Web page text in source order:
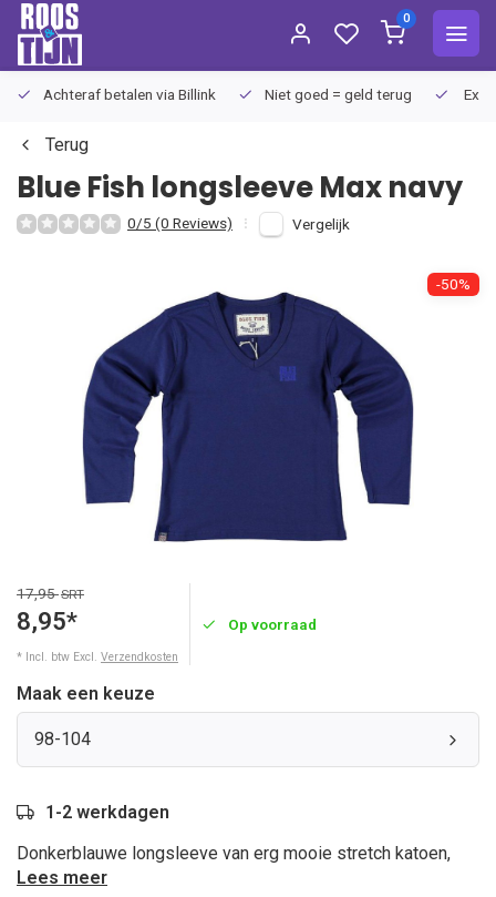
0
Achteraf betalen via Billink Niet goed = geld terug
Terug
Blue Fish longsleeve Max navy
0/5 (0 Reviews) Vergelijk
-50%
17,95SRT
8,95*
* Incl. btw Excl. Verzendkosten
Op voorraad
Maak een keuze
98-104
1-2 werkdagen
Donkerblauwe longsleeve van erg mooie stretch katoen,
Lees meer